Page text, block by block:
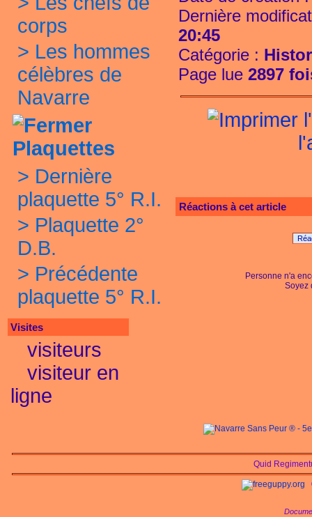
corps
> Les hommes
célèbres de
Navarre
Plaquettes
> Dernière
plaquette 5° R.I.
> Plaquette 2°
D.B.
> Précédente
plaquette 5° R.I.
Visites
visiteurs
visiteur en
ligne
Dernière
20:45
Catégorie :
Page lue 2897
Réactions à cet article
Personne n'a
Soyez
Quid